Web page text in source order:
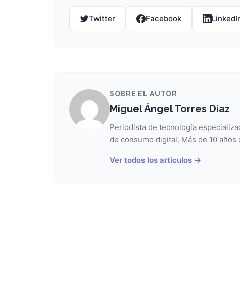
Twitter Facebook
SOBRE EL AUTOR
Miguel Ángel Torres Díaz
Periodista de tecnología
de consumo digital. Más de 10
Ver todos los artículos →